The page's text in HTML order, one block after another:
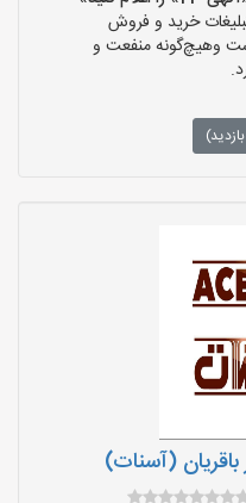
خرید و فروش
وهیچ‌گونه منفعت و
(آسنات)